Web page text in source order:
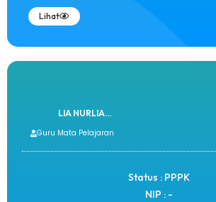
Lihat
LIA NURLIA...
Guru Mata Pelajaran
Status : PPPK
NIP : -